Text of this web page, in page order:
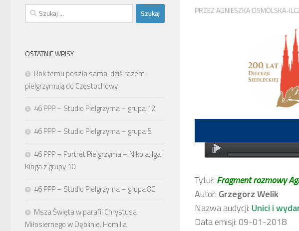
PRZEZAGNIESZKA OSMÓLSKA-
Tytuł: Fragment rozmowy
Autor: Grzegorz Welik
Nazwa audycji: Unici i
Data emisji: 09-01-2018
Szukaj:
OSTATNIE WPISY
Rok temu poszła sama, dziś razem
pielgrzymują do Częstochowy
46 PPP – Studio Pielgrzyma – grupa 12
46 PPP – Studio Pielgrzyma – grupa 5
46 PPP – Portret Pielgrzyma – Nikola, Iga i
Kinga z grupy 10
46 PPP – Studio Pielgrzyma – grupa 8C
Msza Święta w parafii Chrystusa
Miłosiernego w Dęblinie. Homilia